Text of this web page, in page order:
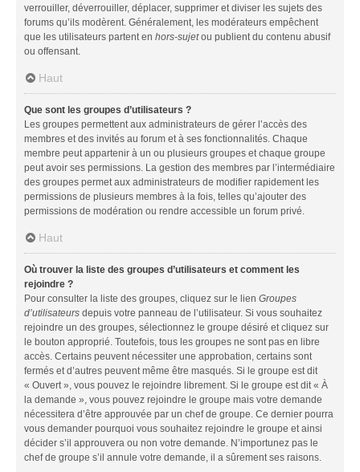
verrouiller, déverrouiller, déplacer, supprimer et diviser les sujets des
forums qu’ils modèrent. Généralement, les modérateurs empêchent
que les utilisateurs partent en hors-sujetou publient du contenu abusif
ou offensant.
Haut
Que sont les groupes d’utilisateurs ?
Les groupes permettent aux administrateurs de gérer l’accès des
membres et des invités au forum et à ses fonctionnalités. Chaque
membre peut appartenir à un ou plusieurs groupes et chaque groupe
peut avoir ses permissions. La gestion des membres par l’intermédiaire
des groupes permet aux administrateurs de modifier rapidement les
permissions de plusieurs membres à la fois, telles qu’ajouter des
permissions de modération ou rendre accessible un forum privé.
Haut
Où trouver la liste des groupes d’utilisateurs et comment les
rejoindre ?
Pour consulter la liste des groupes, cliquez sur le lien Groupes
d’utilisateurs depuis votre panneau de l’utilisateur. Si vous souhaitez
rejoindre un des groupes, sélectionnez le groupe désiré et cliquez sur
le bouton approprié. Toutefois, tous les groupes ne sont pas en libre
accès. Certains peuvent nécessiter une approbation, certains sont
fermés et d’autres peuvent même être masqués. Si le groupe est dit
« Ouvert », vous pouvez le rejoindre librement. Si le groupe est dit « À
la demande », vous pouvez rejoindre le groupe mais votre demande
nécessitera d’être approuvée par un chef de groupe. Ce dernier pourra
vous demander pourquoi vous souhaitez rejoindre le groupe et ainsi
décider s’il approuvera ou non votre demande. N’importunez pas le
chef de groupe s’il annule votre demande, il a sûrement ses raisons.